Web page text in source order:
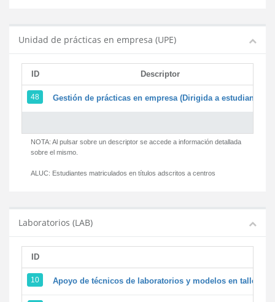
Unidad de prácticas en empresa (UPE)
ID Descriptor
48 Gestión de prácticas en empresa (Dirigida a estudiantes)
NOTA: Al pulsar sobre un descriptor se accede a información detallada
sobre el mismo.
ALUC: Estudiantes matriculados en títulos adscritos a centros
Laboratorios (LAB)
ID
10 Apoyo de técnicos de laboratorios y modelos en